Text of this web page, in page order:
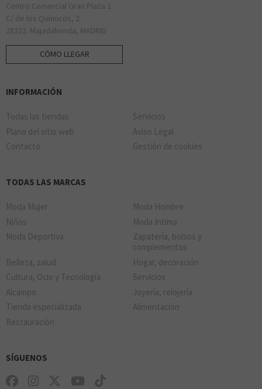
Centro Comercial Gran Plaza 2
C/ de los Químicos, 2
28222. Majadahonda, MADRID
CÓMO LLEGAR
INFORMACIÓN
Todas las tiendas
Servicios
Plano del sitio web
Aviso Legal
Contacto
Gestión de cookies
TODAS LAS MARCAS
Moda Mujer
Moda Hombre
Niños
Moda Intima
Moda Deportiva
Zapatería, bolsos y
complementos
Belleza, salud
Hogar, decoración
Cultura, Ocio y Tecnología
Servicios
Alcampo
Joyería, relojería
Tienda especializada
Alimentación
Restauración
SÍGUENOS